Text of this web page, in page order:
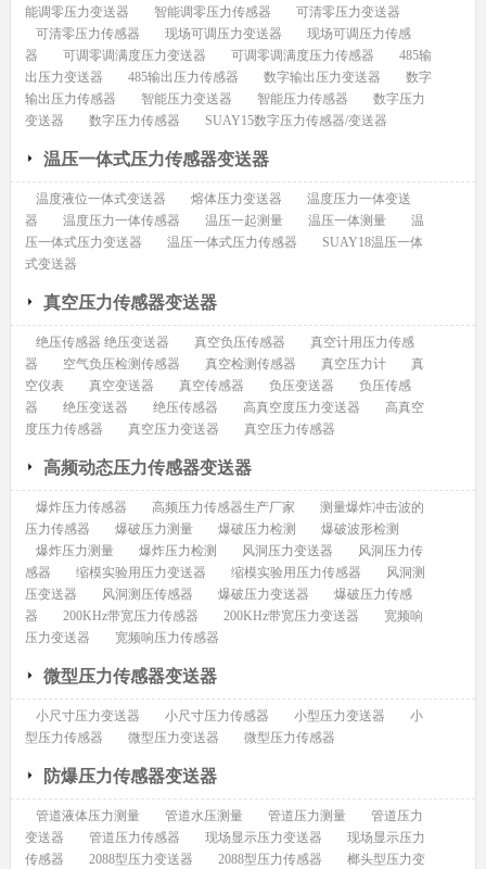
能调零压力变送器
智能调零压力传感器
可清零压力变送器
可清零压力传感器
现场可调压力变送器
现场可调压力传感
器
可调零调满度压力变送器 可调零调满度压力传感器
485输
出压力变送器
485输出压力传感器 数字输出压力变送器
数字
输出压力传感器
智能压力变送器 智能压力传感器
数字压力
变送器
数字压力传感器 SUAY15数字压力传感器/变送器
温压一体式压力传感器变送器
温度液位一体式变送器 熔体压力变送器
温度压力一体变送
器
温度压力一体传感器 温压一起测量 温压一体测量
温
压一体式压力变送器
温压一体式压力传感器
SUAY18温压一体
式变送器
真空压力传感器变送器
绝压传感器 绝压变送器 真空负压传感器
真空计用压力传感
器
空气负压检测传感器 真空检测传感器 真空压力计
真
空仪表
真空变送器 真空传感器 负压变送器
负压传感
器
绝压变送器 绝压传感器 高真空度压力变送器
高真空
度压力传感器
真空压力变送器 真空压力传感器
高频动态压力传感器变送器
爆炸压力传感器 高频压力传感器生产厂家
测量爆炸冲击波的
压力传感器
爆破压力测量 爆破压力检测
爆破波形检测
爆炸压力测量
爆炸压力检测 风洞压力变送器
风洞压力传
感器
缩模实验用压力变送器 缩模实验用压力传感器
风洞测
压变送器
风洞测压传感器 爆破压力变送器
爆破压力传感
器
200KHz带宽压力传感器 200KHz带宽压力变送器
宽频响
压力变送器
宽频响压力传感器
微型压力传感器变送器
小尺寸压力变送器 小尺寸压力传感器 小型压力变送器
小
型压力传感器
微型压力变送器 微型压力传感器
防爆压力传感器变送器
管道液体压力测量 管道水压测量 管道压力测量
管道压力
变送器
管道压力传感器 现场显示压力变送器
现场显示压力
传感器
2088型压力变送器 2088型压力传感器
榔头型压力变